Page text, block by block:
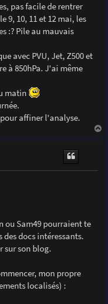
pas facile de rentrer
9, 10, 11 et 12 mai, les
:? Pile au mauvais
avec PVU, Jet, Z500 et
à 850hPa. J'ai même
matin
affiner l'analyse.
ou Sam49 pourraient te
docs intéressants.
sur son blog.
mon propre
localisés) :